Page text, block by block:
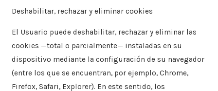
Deshabilitar, rechazar y eliminar cookies
El Usuario puede deshabilitar, rechazar y eliminar las
cookies —total o parcialmente— instaladas en su
dispositivo mediante la configuración de su navegador
(entre los que se encuentran, por ejemplo, Chrome,
Firefox, Safari, Explorer). En este sentido, los